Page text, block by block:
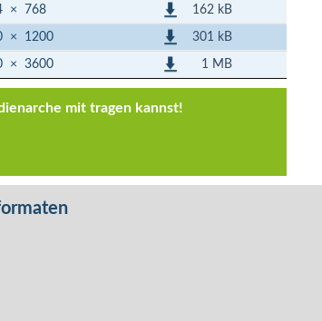
× 768 162 kB
× 1200 301 kB
× 3600 1 MB
mit tragen kannst!